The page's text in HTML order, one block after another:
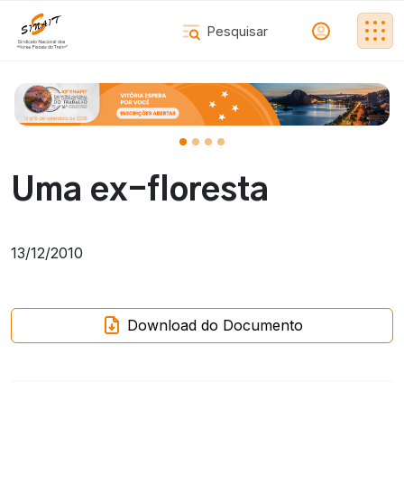
Uma ex-floresta
13/12/2010
Download do Documento